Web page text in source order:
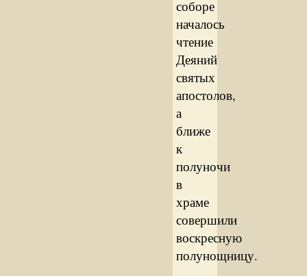
соборе
началось
чтение
Деяний
святых
апостолов,
а
ближе
к
полуночи
в
храме
совершили
воскресную
полунощницу.